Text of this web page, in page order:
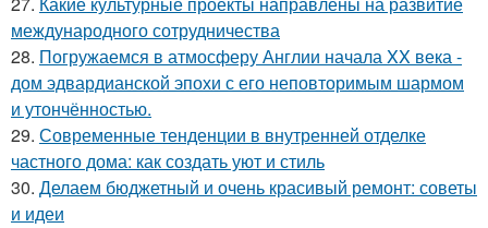
международного сотрудничества
28. Погружаемся в атмосферу Англии начала XX века -
дом эдвардианской эпохи с его неповторимым шармом
и утончённостью.
29. Современные тенденции в внутренней отделке
частного дома: как создать уют и стиль
30. Делаем бюджетный и очень красивый ремонт: советы
и идеи